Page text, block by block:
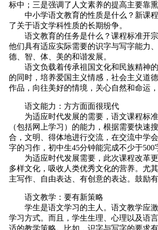
标中；三是强调了人文素养的提高主要靠
中小学语文教育的性质是什么？新课程
了关于语文学科性质的长期纷争。
语文教育的任务是什么？课程标准开宗
他们具有适应实际需要的识字与写字能力
德、智、体、美的和谐发展。
语文负载着传承祖国文化和民族精神的
的同时，培养爱国主义情感，社会主义道
作品，向往美好的情境，关心自然和命运
语文能力：方方面面很现代
为适应时代发展的需要，语文课程标准
（包括网上学习）的能力，根据需要快
合，文明、得体地进行交流，在交流中学
字的习作，初中生45分钟能完成不少于
为适应时代发展需要，此次课程改革更
多样文化，吸收人类优秀文化的营养。尤
主写作、自由表达、有创意的表达。鼓励
语文教学：要有新策略
学生是语文学习的主人。语文教学应激
学习方式。而且，学生生理、心理以及语